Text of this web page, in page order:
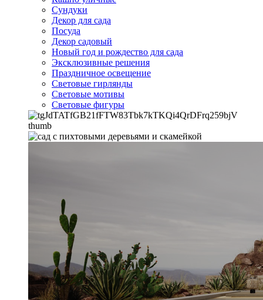
Сундуки
Декор для сада
Посуда
Декор садовый
Новый год и рождество для сада
Эксклюзивные решения
Праздничное освещение
Световые гирлянды
Световые мотивы
Световые фигуры